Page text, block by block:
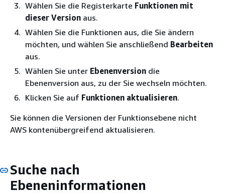
Wählen Sie die Registerkarte Funktionen mit
dieser Version aus.
Wählen Sie die Funktionen aus, die Sie ändern
möchten, und wählen Sie anschließend Bearbeiten
aus.
Wählen Sie unter Ebenenversion die
Ebenenversion aus, zu der Sie wechseln möchten.
Klicken Sie auf Funktionen aktualisieren.
Sie können die Versionen der Funktionsebene nicht
AWS kontenübergreifend aktualisieren.
Suche nach
Ebeneninformationen